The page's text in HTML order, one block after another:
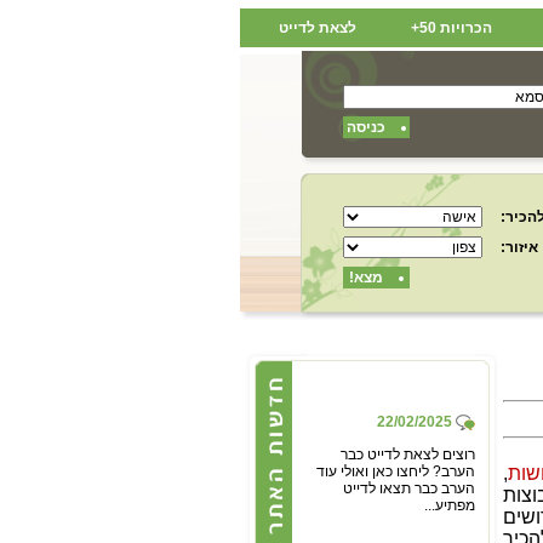
הכרויות 50+ לצאת לדייט
כניסה
איזור:
מצא!
,
22/02/2025
רוצים לצאת לדייט כבר
הערב? ליחצו כאן ואולי עוד
הערב כבר תצאו לדייט
מפתיע...